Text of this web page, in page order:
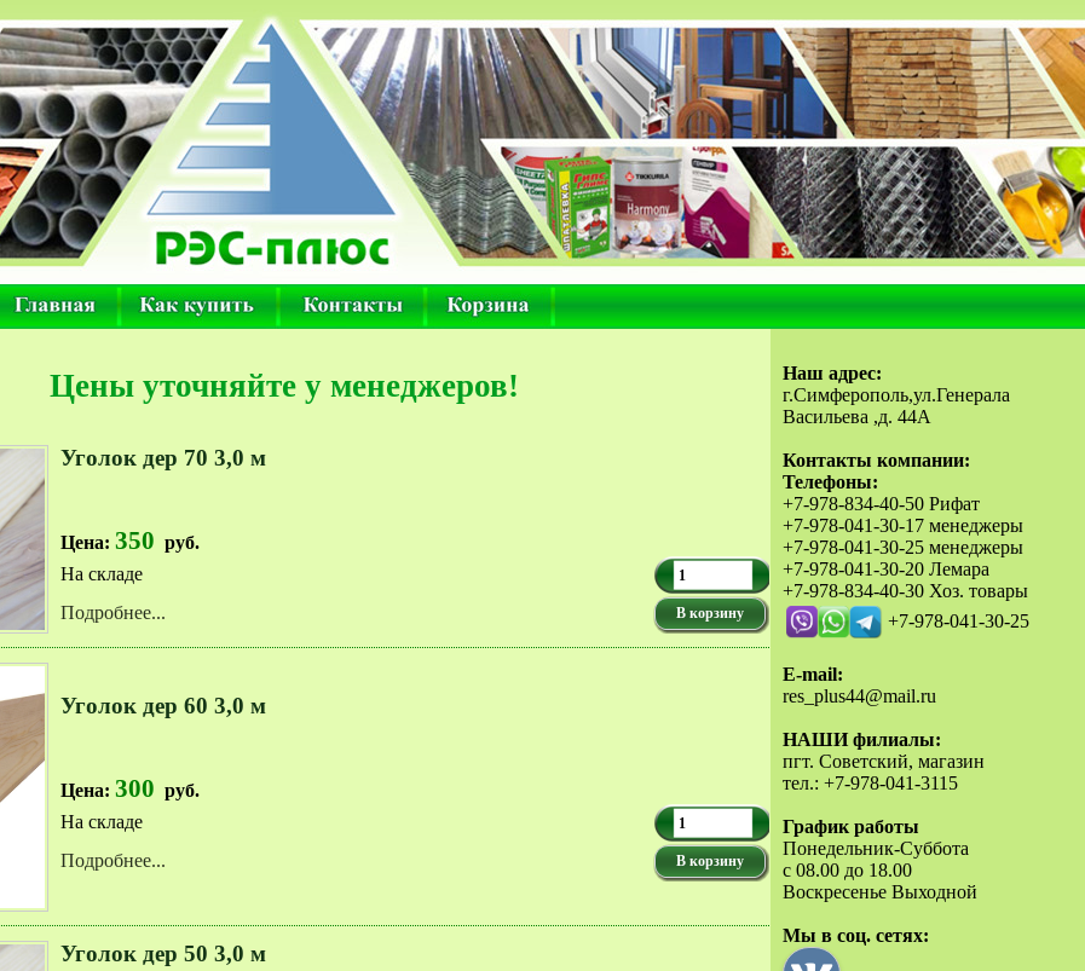
Цены уточняйте у менеджеров!
Уголок дер 70 3,0 м
Цена: 350 руб.
На складе
Подробнее...
В корзину
Уголок дер 60 3,0 м
Цена: 300 руб.
На складе
Подробнее...
В корзину
Уголок дер 50 3,0 м
Наш адрес:
г.Симферополь,ул.Генерала
Васильева ,д. 44А
Контакты компании:
Телефоны:
+7-978-834-40-50 Рифат
+7-978-041-30-17 менеджеры
+7-978-041-30-25 менеджеры
+7-978-041-30-20 Лемара
+7-978-834-40-30 Хоз. товары
+7-978-041-30-25
E-mail:
res_plus44@mail.ru
НАШИ филиалы:
пгт. Советский, магазин
тел.: +7-978-041-3115
График работы
Понедельник-Суббота
с 08.00 до 18.00
Воскресенье Выходной
Мы в соц. сетях: